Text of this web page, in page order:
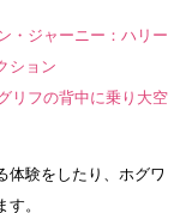
・ジャーニー：ハリー
ション
リフの背中に乗り大空
体験をしたり、ホグワ
。